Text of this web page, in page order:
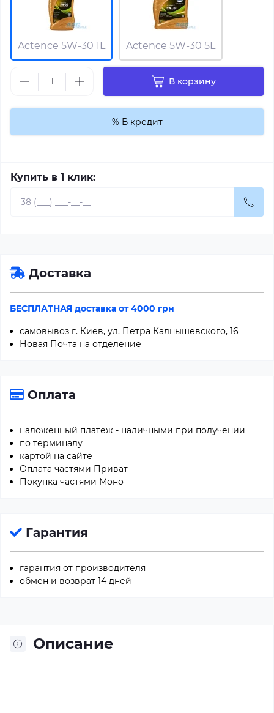
Actence 5W-30 1L Actence 5W-30 5L
В корзину
% В кредит
Купить в 1 клик:
Доставка
БЕСПЛАТНАЯ доставка от 4000 грн
самовывоз г. Киев, ул. Петра Калнышевского, 16
Новая Почта на отделение
Оплата
наложенный платеж - наличными при получении
по терминалу
картой на сайте
Оплата частями Приват
Покупка частями Моно
Гарантия
гарантия от производителя
обмен и возврат 14 дней
Описание